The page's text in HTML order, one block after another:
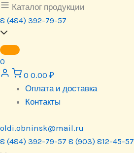
Перейти
к
содержимому
Каталог продукции
8 (484) 392-79-57
0
0 0.00 ₽
Оплата и доставка
Контакты
oldi.obninsk@mail.ru
8 (484) 392-79-57 8 (903) 812-45-57